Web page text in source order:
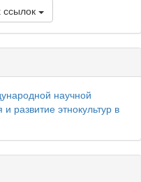
ссылок
научной
развитие этнокультур в